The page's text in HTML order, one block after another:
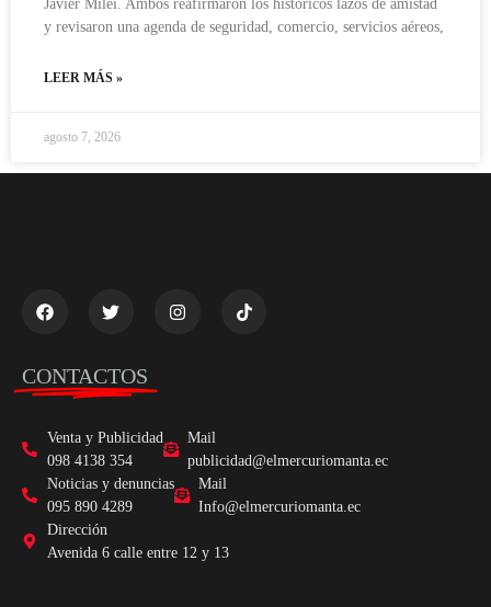
Javier Milei. Ambos reafirmaron los históricos lazos de amistad
y revisaron una agenda de seguridad, comercio, servicios aéreos,
LEER MÁS »
agosto 7, 2026
CONTACTOS
Venta y Publicidad
098 4138 354
Mail
publicidad@elmercuriomanta.ec
Noticias y denuncias
095 890 4289
Mail
Info@elmercuriomanta.ec
Dirección
Avenida 6 calle entre 12 y 13